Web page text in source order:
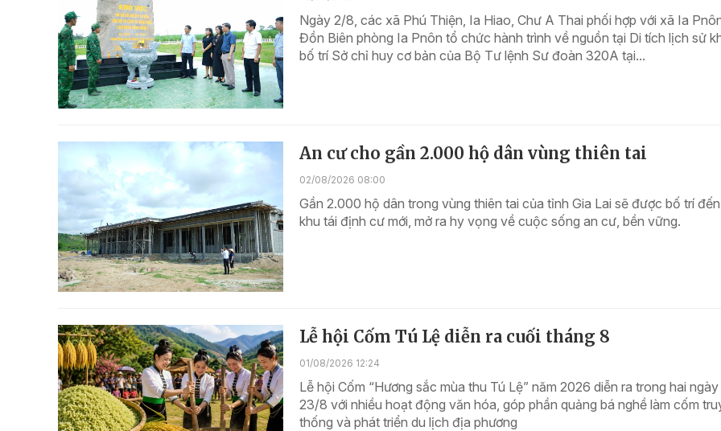
Ngày 2/8, các xã Phú Thiện, Ia Hiao, Chư A Thai phối hợp với xã Ia
Đồn Biên phòng Ia Pnôn tổ chức hành trình về nguồn tại Di tích lịch sử
bố trí Sở chỉ huy cơ bản của Bộ Tư lệnh Sư đoàn 320A tại...
An cư cho gần 2.000 hộ dân vùng thiên tai
02/08/2026 08:00
Gần 2.000 hộ dân trong vùng thiên tai của tỉnh Gia Lai sẽ được bố trí
khu tái định cư mới, mở ra hy vọng về cuộc sống an cư, bền vững.
Lễ hội Cốm Tú Lệ diễn ra cuối tháng 8
01/08/2026 12:24
Lễ hội Cốm “Hương sắc mùa thu Tú Lệ” năm 2026 diễn ra trong hai
23/8 với nhiều hoạt động văn hóa, góp phần quảng bá nghề làm cốm
thống và phát triển du lịch địa phương